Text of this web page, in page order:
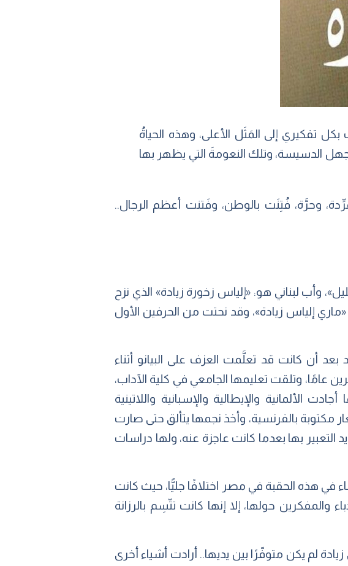
تفكيري إلى المَثَل الأعلى، وهذه الحياةُ
الدسيسة، وتلك النعومةَ التي يظهر بها
وحرَّة، فُتِنَت بالوطن، وفَتنت أعظم الرجال..
«نزهة خليل»، وأب لبناني هو: «إلياس زخورة زيادة» الذي نزح
إلياس زيادة»، وقد نحتت من الحرفين الأول
أن كانت قد تعلَّمت العزف على البيانو أثناء
وصلتها مع عائلتها عام 1907 وهي ابنة العشرين عامًا، وتلقت تعليمها الجامعي في كلية الآداب،
الألمانية والإيطالية والإسبانية واللاتينية
مكتوبة بالفرنسية، وأخذ نجمها يتألق حتى صارت
التعبير بها بعدما كانت عاجزة عنه، ولها دراسات
في هذه الحقبة في مصر اختلافًا جليًّا، حيث كانت
حولها، إلا إنها كانت تتّسِم بالرزانة
لم يكن متوفّرًا بين يديها.. أرادت أشياء أخرى